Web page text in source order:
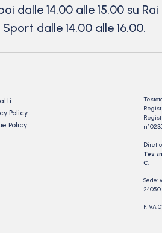
dalle 14.00 alle 15.00 su
dalle 14.00 alle 16.00.
Policy
Policy
Tev
C.
Sede:
24050
P.IVA